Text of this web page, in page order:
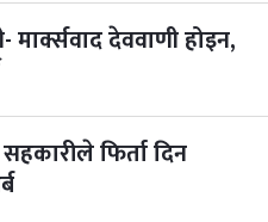
मार्क्सवाद देववाणी होइन,
फिर्ता दिन